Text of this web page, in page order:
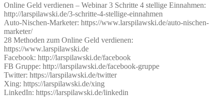
Online Geld verdienen – Webinar 3 Schritte 4 stellige Einnahmen:
http://larspilawski.de/3-schritte-4-stellige-einnahmen
Auto-Nischen-Marketer: https://www.larspilawski.de/auto-nischen-
marketer/
28 Methoden zum Online Geld verdienen:
https://www.larspilawski.de
Facebook: http://larspilawski.de/facebook
FB Gruppe: http://larspilawski.de/facebook-gruppe
Twitter: https://larspilawski.de/twitter
Xing: https://larspilawski.de/xing
LinkedIn: https://larspilawski.de/linkedin